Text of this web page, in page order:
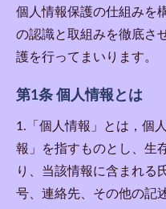
個人情報保護の仕組みを
の認識と取組みを徹底さ
護を行ってまいります。
第1条 個人情報とは
1.「個人情報」とは，個
報」を指すものとし、生
り、当該情報に含まれる
号、連絡先、その他の記